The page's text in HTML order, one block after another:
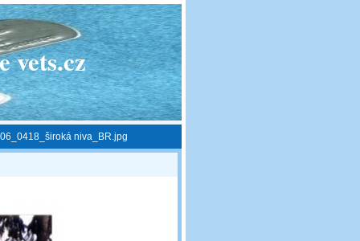
vets.cz
06_0418_široká niva_BR.jpg